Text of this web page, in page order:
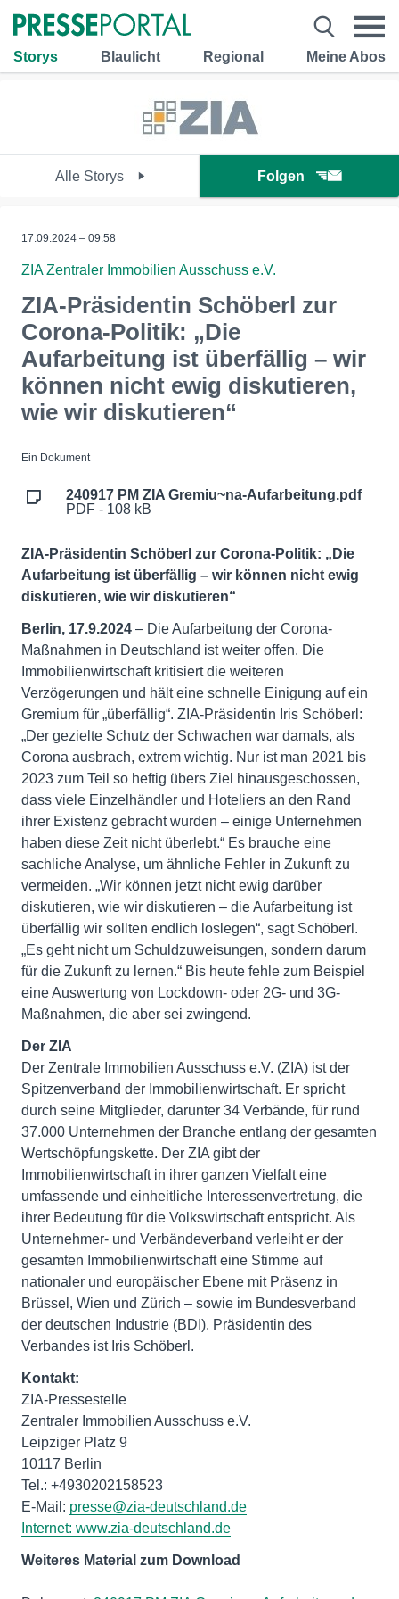
Storys Blaulicht Regional Meine Abos
Alle Storys Folgen
17.09.2024 – 09:58
ZIA Zentraler Immobilien Ausschuss e.V.
ZIA-Präsidentin Schöberl zur
Corona-Politik: „Die
Aufarbeitung ist überfällig – wir
können nicht ewig diskutieren,
wie wir diskutieren“
Ein Dokument
240917 PM ZIA Gremiu~na-Aufarbeitung.pdf
PDF - 108 kB
ZIA-Präsidentin Schöberl zur Corona-Politik: „Die
Aufarbeitung ist überfällig – wir können nicht ewig
diskutieren, wie wir diskutieren“
Berlin, 17.9.2024 – Die Aufarbeitung der Corona-
Maßnahmen in Deutschland ist weiter offen. Die
Immobilienwirtschaft kritisiert die weiteren
Verzögerungen und hält eine schnelle Einigung auf ein
Gremium für „überfällig“. ZIA-Präsidentin Iris Schöberl:
„Der gezielte Schutz der Schwachen war damals, als
Corona ausbrach, extrem wichtig. Nur ist man 2021 bis
2023 zum Teil so heftig übers Ziel hinausgeschossen,
dass viele Einzelhändler und Hoteliers an den Rand
ihrer Existenz gebracht wurden – einige Unternehmen
haben diese Zeit nicht überlebt.“ Es brauche eine
sachliche Analyse, um ähnliche Fehler in Zukunft zu
vermeiden. „Wir können jetzt nicht ewig darüber
diskutieren, wie wir diskutieren – die Aufarbeitung ist
überfällig wir sollten endlich loslegen“, sagt Schöberl.
„Es geht nicht um Schuldzuweisungen, sondern darum
für die Zukunft zu lernen.“ Bis heute fehle zum Beispiel
eine Auswertung von Lockdown- oder 2G- und 3G-
Maßnahmen, die aber sei zwingend.
Der ZIA
Der Zentrale Immobilien Ausschuss e.V. (ZIA) ist der
Spitzenverband der Immobilienwirtschaft. Er spricht
durch seine Mitglieder, darunter 34 Verbände, für rund
37.000 Unternehmen der Branche entlang der gesamten
Wertschöpfungskette. Der ZIA gibt der
Immobilienwirtschaft in ihrer ganzen Vielfalt eine
umfassende und einheitliche Interessenvertretung, die
ihrer Bedeutung für die Volkswirtschaft entspricht. Als
Unternehmer- und Verbändeverband verleiht er der
gesamten Immobilienwirtschaft eine Stimme auf
nationaler und europäischer Ebene mit Präsenz in
Brüssel, Wien und Zürich – sowie im Bundesverband
der deutschen Industrie (BDI). Präsidentin des
Verbandes ist Iris Schöberl.
Kontakt:
ZIA-Pressestelle
Zentraler Immobilien Ausschuss e.V.
Leipziger Platz 9
10117 Berlin
Tel.: +4930202158523
E-Mail: presse@zia-deutschland.de
Internet: www.zia-deutschland.de
Weiteres Material zum Download